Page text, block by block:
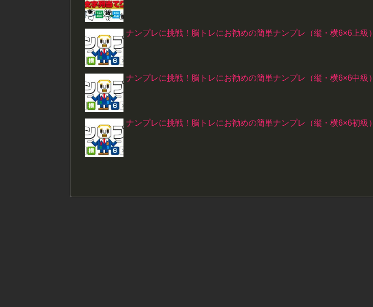
ナンプレに挑戦！脳トレにお勧めの簡単ナンプレ（縦・横6×6上級）
ナンプレに挑戦！脳トレにお勧めの簡単ナンプレ（縦・横6×6中級）
ナンプレに挑戦！脳トレにお勧めの簡単ナンプレ（縦・横6×6初級）